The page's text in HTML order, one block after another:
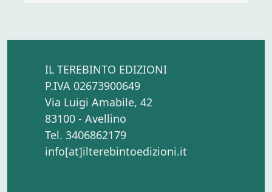
IL TEREBINTO EDIZIONI
P.IVA 02673900649
Via Luigi Amabile, 42
83100 - Avellino
Tel. 3406862179
info[at]ilterebintoedizioni.it